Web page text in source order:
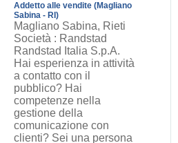
Addetto alle vendite (Magliano
Sabina - RI)
Magliano Sabina, Rieti
Società : Randstad
Randstad Italia S.p.A.
Hai esperienza in attività
a contatto con il
pubblico? Hai
competenze nella
gestione della
comunicazione con
clienti? Sei una persona